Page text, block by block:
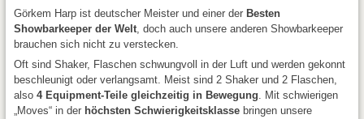
Görkem Harp ist deutscher Meister und einer der Besten
Showbarkeeper der Welt, doch auch unsere anderen Showbarkeeper
brauchen sich nicht zu verstecken.
Oft sind Shaker, Flaschen schwungvoll in der Luft und werden gekonnt
beschleunigt oder verlangsamt. Meist sind 2 Shaker und 2 Flaschen,
also 4 Equipment-Teile gleichzeitig in Bewegung. Mit schwierigen
„Moves“ in der höchsten Schwierigkeitsklassebringen unsere